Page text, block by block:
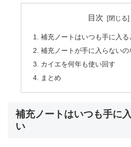
目次
補充ノートはいつも手に入
補充ノートが手に入らないの
カイエを何年も使い回す
まとめ
補充ノートはいつも手に
い